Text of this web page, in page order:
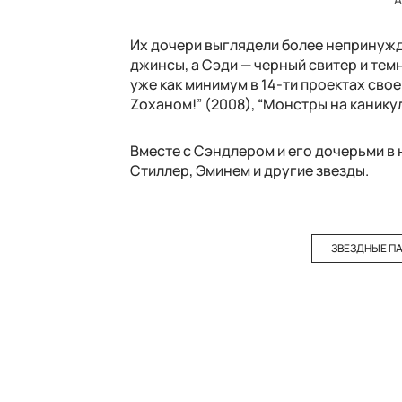
Их дочери выглядели более
джинсы, а Сэди — черный свитер и
уже как минимум в 14-ти проектах
Zоханом!” (2008), “Монстры на
Вместе с Сэндлером и его дочерьми в
Стиллер, Эминем и другие звезды.
ЗВЕЗДНЫЕ